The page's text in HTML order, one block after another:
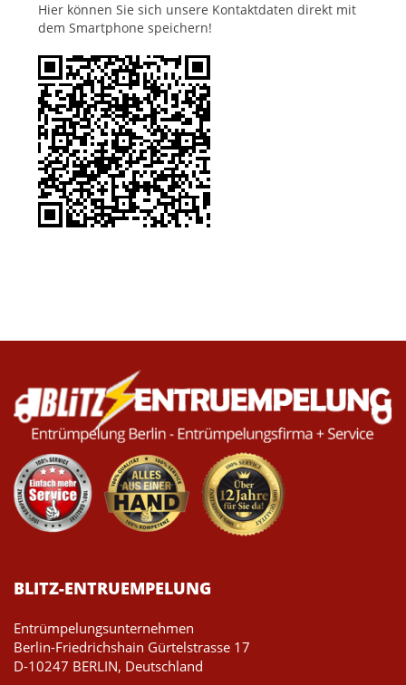
Hier können Sie sich unsere Kontaktdaten direkt mit
dem Smartphone speichern!
BLITZ-ENTRUEMPELUNG
Entrümpelungsunternehmen
Berlin-Friedrichshain Gürtelstrasse 17
D-10247 BERLIN, Deutschland